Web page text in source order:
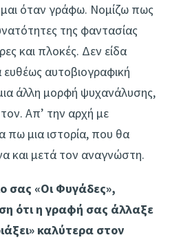
όταν γράφω. Νομίζω πως
της φαντασίας
και πλοκές. Δεν είδα
αυτοβιογραφική
άλλη μορφή ψυχανάλυσης,
Απ’ την αρχή με
πω μια ιστορία, που θα
και μετά τον αναγνώστη.
σας «Οι Φυγάδες»,
ότι η γραφή σας άλλαξε
καλύτερα στον